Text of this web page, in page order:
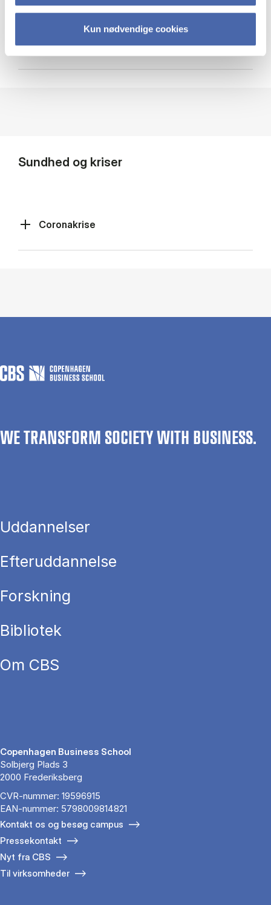
Kun nødvendige cookies
Cybersikkerhed
Sundhed og kriser
Coronakrise
WE TRANSFORM SOCIETY WITH BUSINESS.
Uddannelser
Efteruddannelse
Forskning
Bibliotek
Om CBS
Copenhagen Business School
Solbjerg Plads 3
2000 Frederiksberg
CVR-nummer: 19596915
EAN-nummer: 5798009814821
Kontakt os og besøg campus
Pressekontakt
Nyt fra CBS
Til virksomheder